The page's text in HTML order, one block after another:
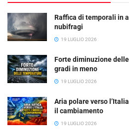
Raffica di temporali in
nubifragi
19 LUGLIO 2026
Forte diminuzione
gradi in meno
19 LUGLIO 2026
Aria polare verso
il cambiamento
19 LUGLIO 2026